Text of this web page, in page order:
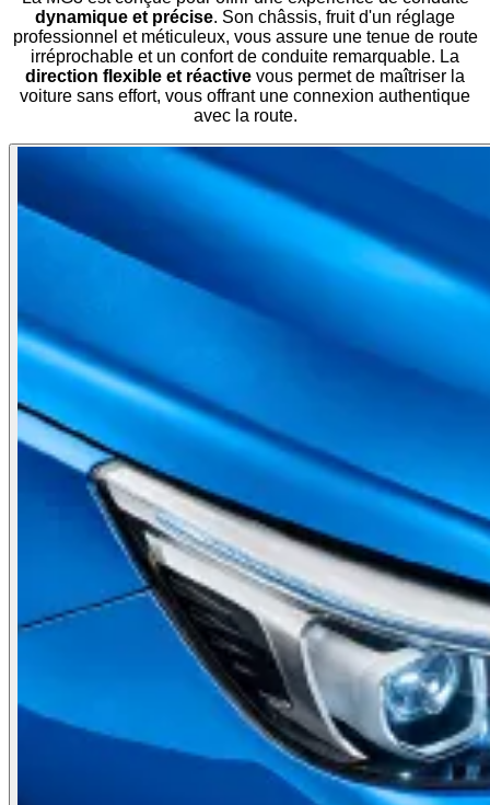
dynamique et précise. Son châssis, fruit d'un réglage
professionnel et méticuleux, vous assure une tenue de route
irréprochable et un confort de conduite remarquable. La
direction flexible et réactive vous permet de maîtriser la
voiture sans effort, vous offrant une connexion authentique
avec la route.